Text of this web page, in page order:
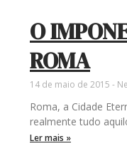
O
ROMA
14 de maio de 2015
Roma, a Cidade
realmente tudo
Ler mais »